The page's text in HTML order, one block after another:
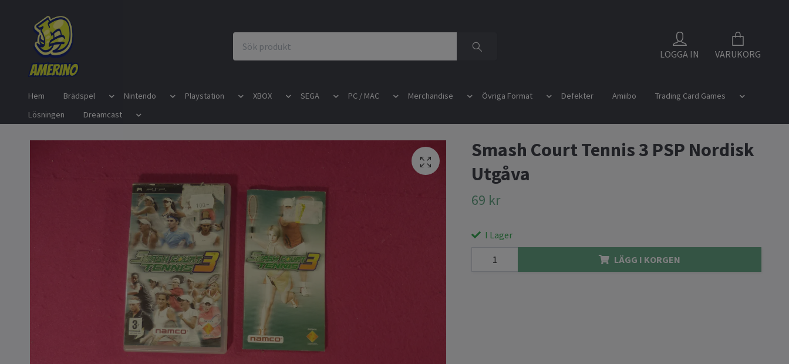
LOGGA IN VARUKORG
Hem Brädspel Nintendo Playstation XBOX SEGA PC / MAC Merchandise Övriga Format Defekter Amiibo
Trading Card Games
Lösningen
Dreamcast
Smash Court Tennis 3 PSP Nordisk
Utgåva
69 kr
I Lager
LÄGG I KORGEN